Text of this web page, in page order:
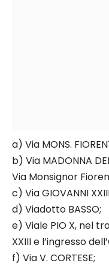
a) Via MONS.
b) Via MADONNA
Via Monsignor
c) Via GIOVANNI
d) Viadotto BASSO;
e) Viale PIO X, nel
XXIII e l’ingresso
f) Via V. CORTESE;